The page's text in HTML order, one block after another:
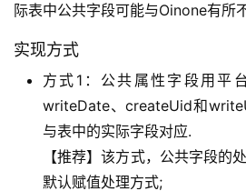
际表中公共字段可能与Oinone有所不
实现方式
方式1：公共属性字段用平
writeDate、createUid和
与表中的实际字段对应.
【推荐】该方式，公共字段的
默认赋值处理方式;